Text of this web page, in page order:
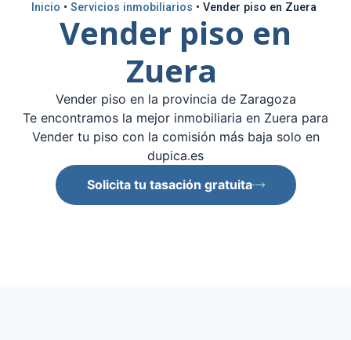
Inicio • Servicios inmobiliarios • Vender piso en Zuera
Vender piso en
Zuera
Vender piso en la provincia de Zaragoza
Te encontramos la mejor inmobiliaria en Zuera para
Vender tu piso con la comisión más baja solo en
dupica.es
Solicita tu tasación gratuita